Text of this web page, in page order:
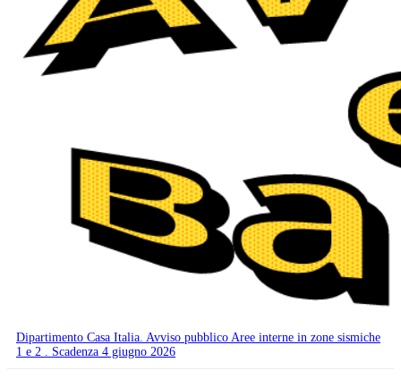
Dipartimento Casa Italia. Avviso pubblico Aree interne in zone sismiche
1 e 2 . Scadenza 4 giugno 2026